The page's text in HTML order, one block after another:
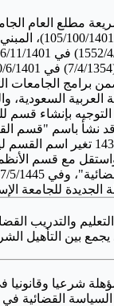
مجلس الجامعة
برامج الجامعات
العربية
وفيه: التوجيه بإنشاء
نشأ باسم "قسم
الشرعية"، وفي عام 1439
واستقل مع قسم
الجديدة للجامعة
والتدريب
يجمع بين التأهيل
شرعيا وقانونيا
القضائية في